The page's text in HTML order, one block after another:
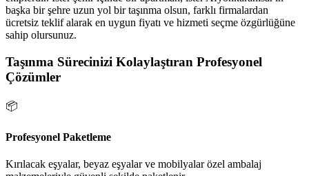
başka bir şehre uzun yol bir taşınma olsun, farklı firmalardan
ücretsiz teklif alarak en uygun fiyatı ve hizmeti seçme özgürlüğüne
sahip olursunuz.
Taşınma Sürecinizi Kolaylaştıran Profesyonel
Çözümler
📦
Profesyonel Paketleme
Kırılacak eşyalar, beyaz eşyalar ve mobilyalar özel ambalaj